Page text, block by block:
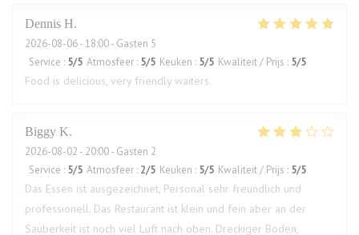
Dennis H
2026-08-06- 18:00 - Gasten 5
Service : 5/5 Atmosfeer : 5/5 Keuken : 5/5 Kwaliteit / Prijs : 5/5
Food is delicious, very friendly waiters.
Biggy K
2026-08-02 - 20:00 - Gasten 2
Service : 5/5 Atmosfeer : 2/5 Keuken : 5/5 Kwaliteit / Prijs : 5/5
Das Essen ist ausgezeichnet, Personal sehr freundlich und
professionell. Das Restaurant ist klein und fein aber an der
Sauberkeit ist noch viel Luft nach oben. Dreckiger Boden,